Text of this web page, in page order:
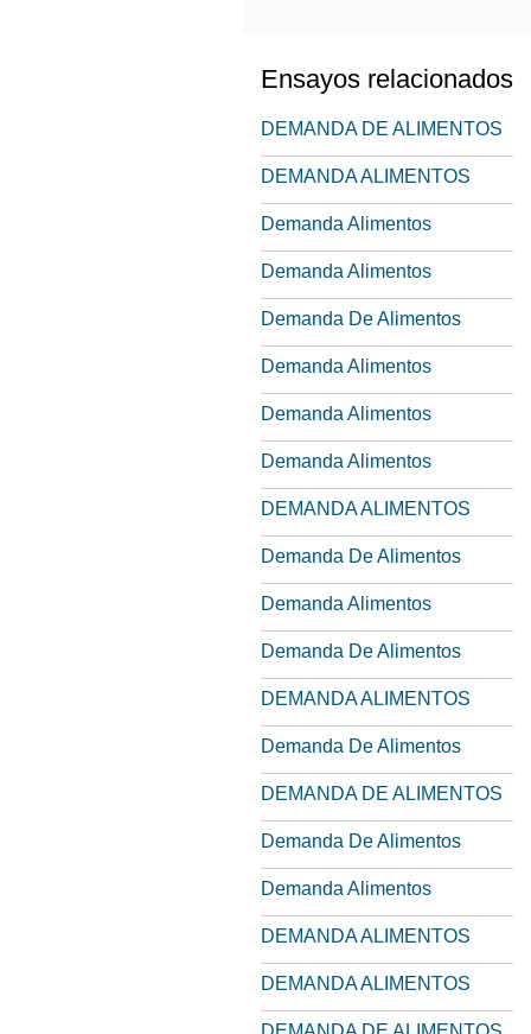
Ensayos relacionados
DEMANDA DE ALIMENTOS
DEMANDA ALIMENTOS
Demanda Alimentos
Demanda Alimentos
Demanda De Alimentos
Demanda Alimentos
Demanda Alimentos
Demanda Alimentos
DEMANDA ALIMENTOS
Demanda De Alimentos
Demanda Alimentos
Demanda De Alimentos
DEMANDA ALIMENTOS
Demanda De Alimentos
DEMANDA DE ALIMENTOS
Demanda De Alimentos
Demanda Alimentos
DEMANDA ALIMENTOS
DEMANDA ALIMENTOS